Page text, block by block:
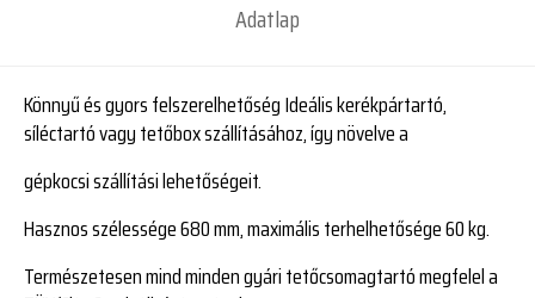
Adatlap
Könnyű és gyors felszerelhetőség Ideális kerékpártartó,
síléctartó vagy tetőbox szállításához, így növelve a
gépkocsi szállítási lehetőségeit.
Hasznos szélessége 680 mm, maximális terhelhetősége 60 kg.
Természetesen mind minden gyári tetőcsomagtartó megfelel a